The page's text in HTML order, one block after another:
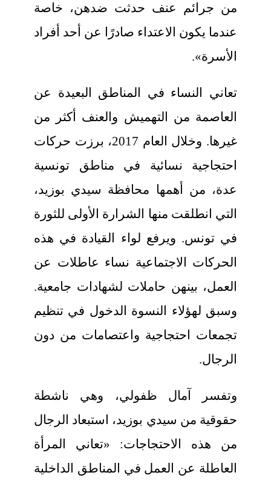
من جرائم عنف حدثت ضدهن، خاصة
عندما يكون الاعتداء صادرًا عن أحد أفراد
الأسرة».
تعاني النساء في المناطق البعيدة عن
العاصمة من التهميش والعنف أكثر من
غيرها. وخلال العام 2017، برزت حركات
احتجاجية نسائية في مناطق تونسية
عدة، من أهمها محافظة سيدي بوزيد،
التي انطلقت منها الشرارة الأولى للثورة
في تونس. ويرفع لواء القيادة في هذه
الحركات الاجتماعية نساء عاطلات عن
العمل، بينهن حاملات لشهادات جامعية.
وسبق لهؤلاء النسوة الدخول في تنظيم
تجمعات احتجاجية واعتصامات من دون
الرجال.
وتفسر آمال ظفولي، وهي ناشطة
حقوقية من سيدي بوزيد، استبعاد الرجال
من هذه الاحتجاجات: «تعاني المرأة
العاطلة عن العمل في المناطق الداخلية